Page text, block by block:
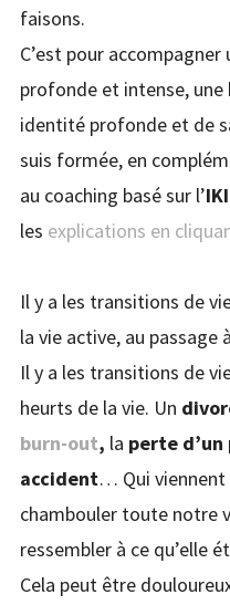
faisons.
C’est pour
profonde et intense,
identité profonde et de
suis formée, en
au coaching basé sur l’
les explications en
Il y a les transitions de
la vie active, au passage
Il y a les transitions de
heurts de la vie. Un
burn-out, la perte d’un
accident… Qui viennent
chambouler toute notre
ressembler à ce qu’elle
Cela peut être